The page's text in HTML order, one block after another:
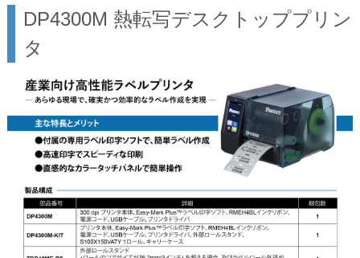
DP4300M 熱転写デスクトッププリン
タ